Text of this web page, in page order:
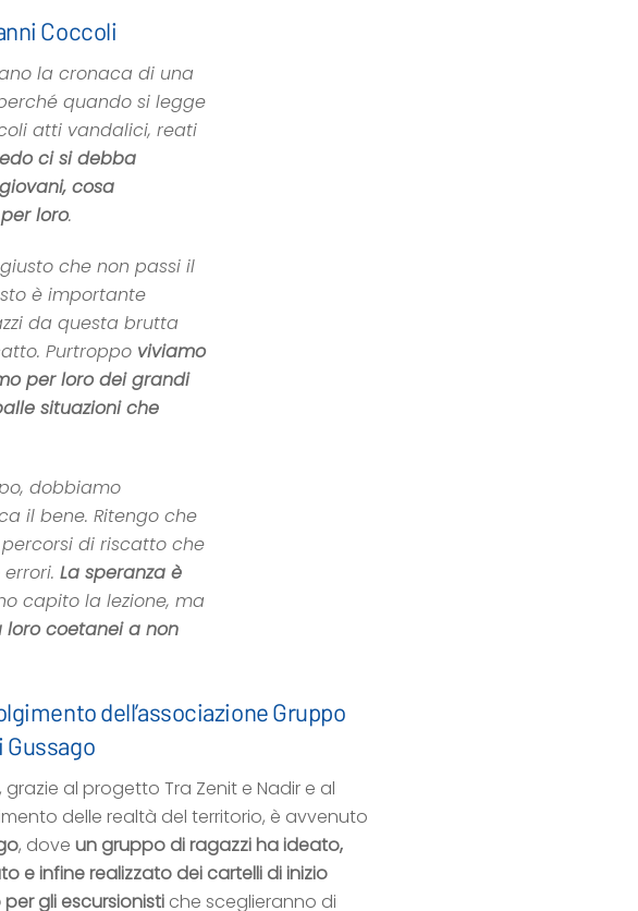
Coccoli
la cronaca di una
quando si legge
atti vandalici, reati
ci si debba
cosa
loro.
che non passi il
è importante
da questa brutta
Purtroppo viviamo
per loro dei grandi
situazioni che
dobbiamo
il bene. Ritengo che
di riscatto che
errori.La speranza è
capito la lezione, ma
loro coetanei a non
dell’associazione Gruppo
grazie al progetto Tra Zenit e Nadir e al
delle realtà del territorio, è avvenuto
, doveun gruppo di ragazzi ha ideato,
e infine realizzato dei cartelli di inizio
gli escursionisti che sceglieranno di